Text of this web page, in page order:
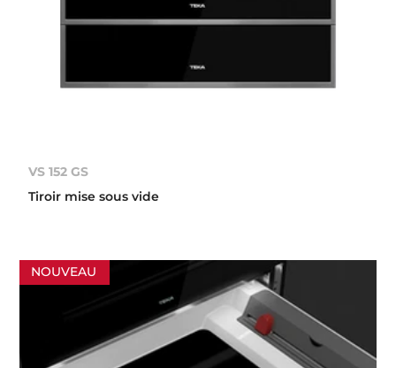
VS 152 GS
Tiroir mise sous vide
NOUVEAU